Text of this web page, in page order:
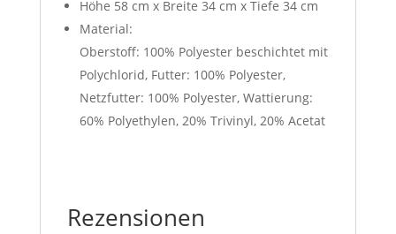
Höhe 58 cm x Breite 34 cm x Tiefe 34 cm
Material:
Oberstoff: 100% Polyester beschichtet mit
Polychlorid, Futter: 100% Polyester,
Netzfutter: 100% Polyester, Wattierung:
60% Polyethylen, 20% Trivinyl, 20% Acetat
Rezensionen